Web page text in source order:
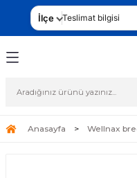
İlçe Teslimat bilgisi
Anasayfa Wellnax